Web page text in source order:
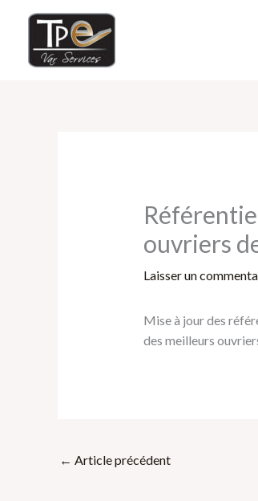
contenu
ouvriers
Laisser un
Mise à jour des
des meilleurs
← Article précédent